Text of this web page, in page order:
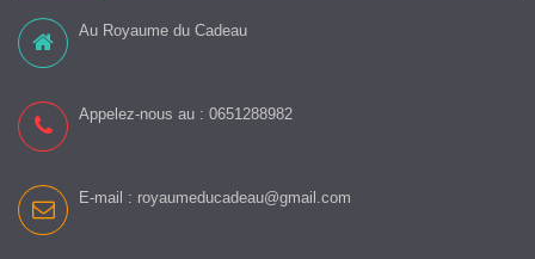
Au Royaume du Cadeau
Appelez-nous au : 0651288982
E-mail : royaumeducadeau@gmail.com